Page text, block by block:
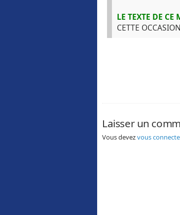
LE TEXTE DE
CETTE
Laisser un
Vous devezvous